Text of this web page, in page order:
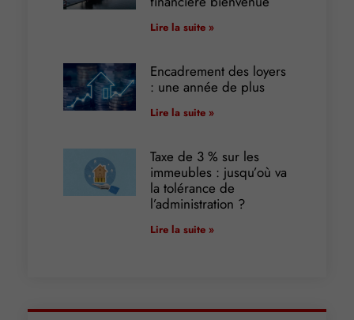
Lire la suite »
Encadrement des loyers
: une année de plus
Lire la suite »
Taxe de 3 % sur les
immeubles : jusqu’où va
la tolérance de
l’administration ?
Lire la suite »